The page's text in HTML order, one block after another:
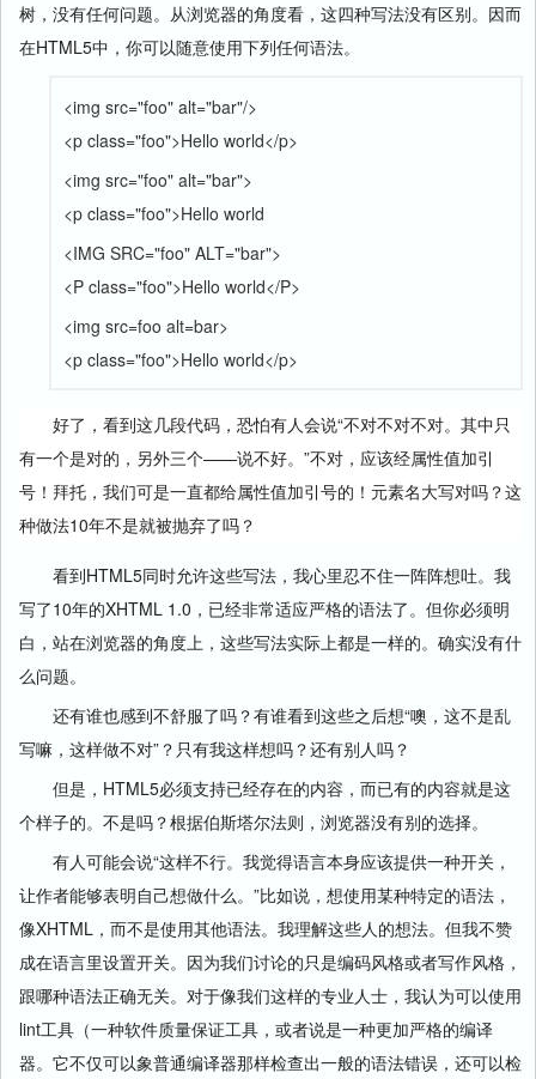
树，没有任何问题。从浏览器的角度看，这四种写法没有区别。因而
在HTML5中，你可以随意使用下列任何语法。
<img src="foo" alt="bar"/>
<p class="foo">Hello world</p>
<img src="foo" alt="bar">
<p class="foo">Hello world
<IMG SRC="foo" ALT="bar">
<P class="foo">Hello world</P>
<img src=foo alt=bar>
<p class="foo">Hello world</p>
好了，看到这几段代码，恐怕有人会说“不对不对不对。其中只
有一个是对的，另外三个——说不好。”不对，应该经属性值加引
号！拜托，我们可是一直都给属性值加引号的！元素名大写对吗？这
种做法10年不是就被抛弃了吗？
看到HTML5同时允许这些写法，我心里忍不住一阵阵想吐。我
写了10年的XHTML 1.0，已经非常适应严格的语法了。但你必须明
白，站在浏览器的角度上，这些写法实际上都是一样的。确实没有什
么问题。
还有谁也感到不舒服了吗？有谁看到这些之后想“噢，这不是乱
写嘛，这样做不对”？只有我这样想吗？还有别人吗？
但是，HTML5必须支持已经存在的内容，而已有的内容就是这
个样子的。不是吗？根据伯斯塔尔法则，浏览器没有别的选择。
有人可能会说“这样不行。我觉得语言本身应该提供一种开关，
让作者能够表明自己想做什么。”比如说，想使用某种特定的语法，
像XHTML，而不是使用其他语法。我理解这些人的想法。但我不赞
成在语言里设置开关。因为我们讨论的只是编码风格或者写作风格，
跟哪种语法正确无关。对于像我们这样的专业人士，我认为可以使用
lint工具（一种软件质量保证工具，或者说是一种更加严格的编译
器。它不仅可以象普通编译器那样检查出一般的语法错误，还可以检